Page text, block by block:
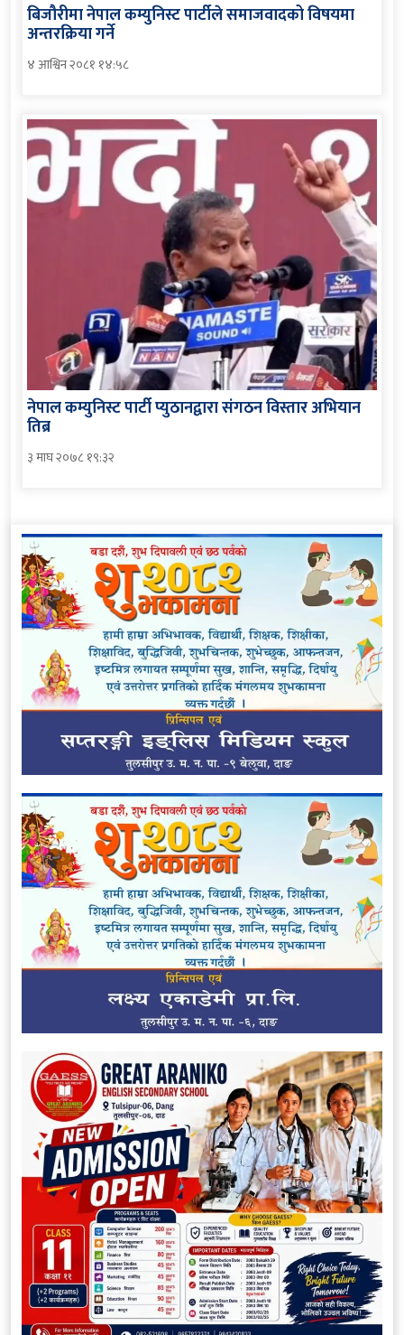
बिजौरीमा नेपाल कम्युनिस्ट पार्टीले समाजवादको विषयमा
अन्तरक्रिया गर्ने
४ आश्विन २०८१ १४:५८
नेपाल कम्युनिस्ट पार्टी प्युठानद्वारा संगठन विस्तार अभियान
तिब्र
३ माघ २०७८ १९:३२